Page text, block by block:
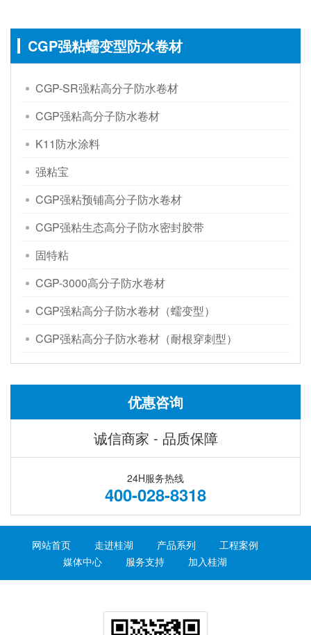
CGP强粘蠕变型防水卷材
CGP-SR强粘高分子防水卷材
CGP强粘高分子防水卷材
K11防水涂料
强粘宝
CGP强粘预铺高分子防水卷材
CGP强粘生态高分子防水密封胶带
固特粘
CGP-3000高分子防水卷材
CGP强粘高分子防水卷材（蠕变型）
CGP强粘高分子防水卷材（耐根穿刺型）
优惠咨询
诚信商家 - 品质保障
24H服务热线
400-028-8318
网站首页 走进桂湖 产品系列
工程案例
媒体中心
服务支持 加入桂湖